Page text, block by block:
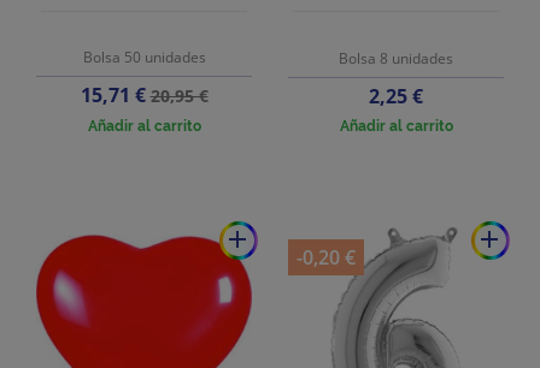
Bolsa 50 unidades
Precio
15,71 €Precio
base
20,95 €
Añadir al carrito
Bolsa 8 unidades
Precio
2,25 €
Añadir al carrito
add add
-0,20 €